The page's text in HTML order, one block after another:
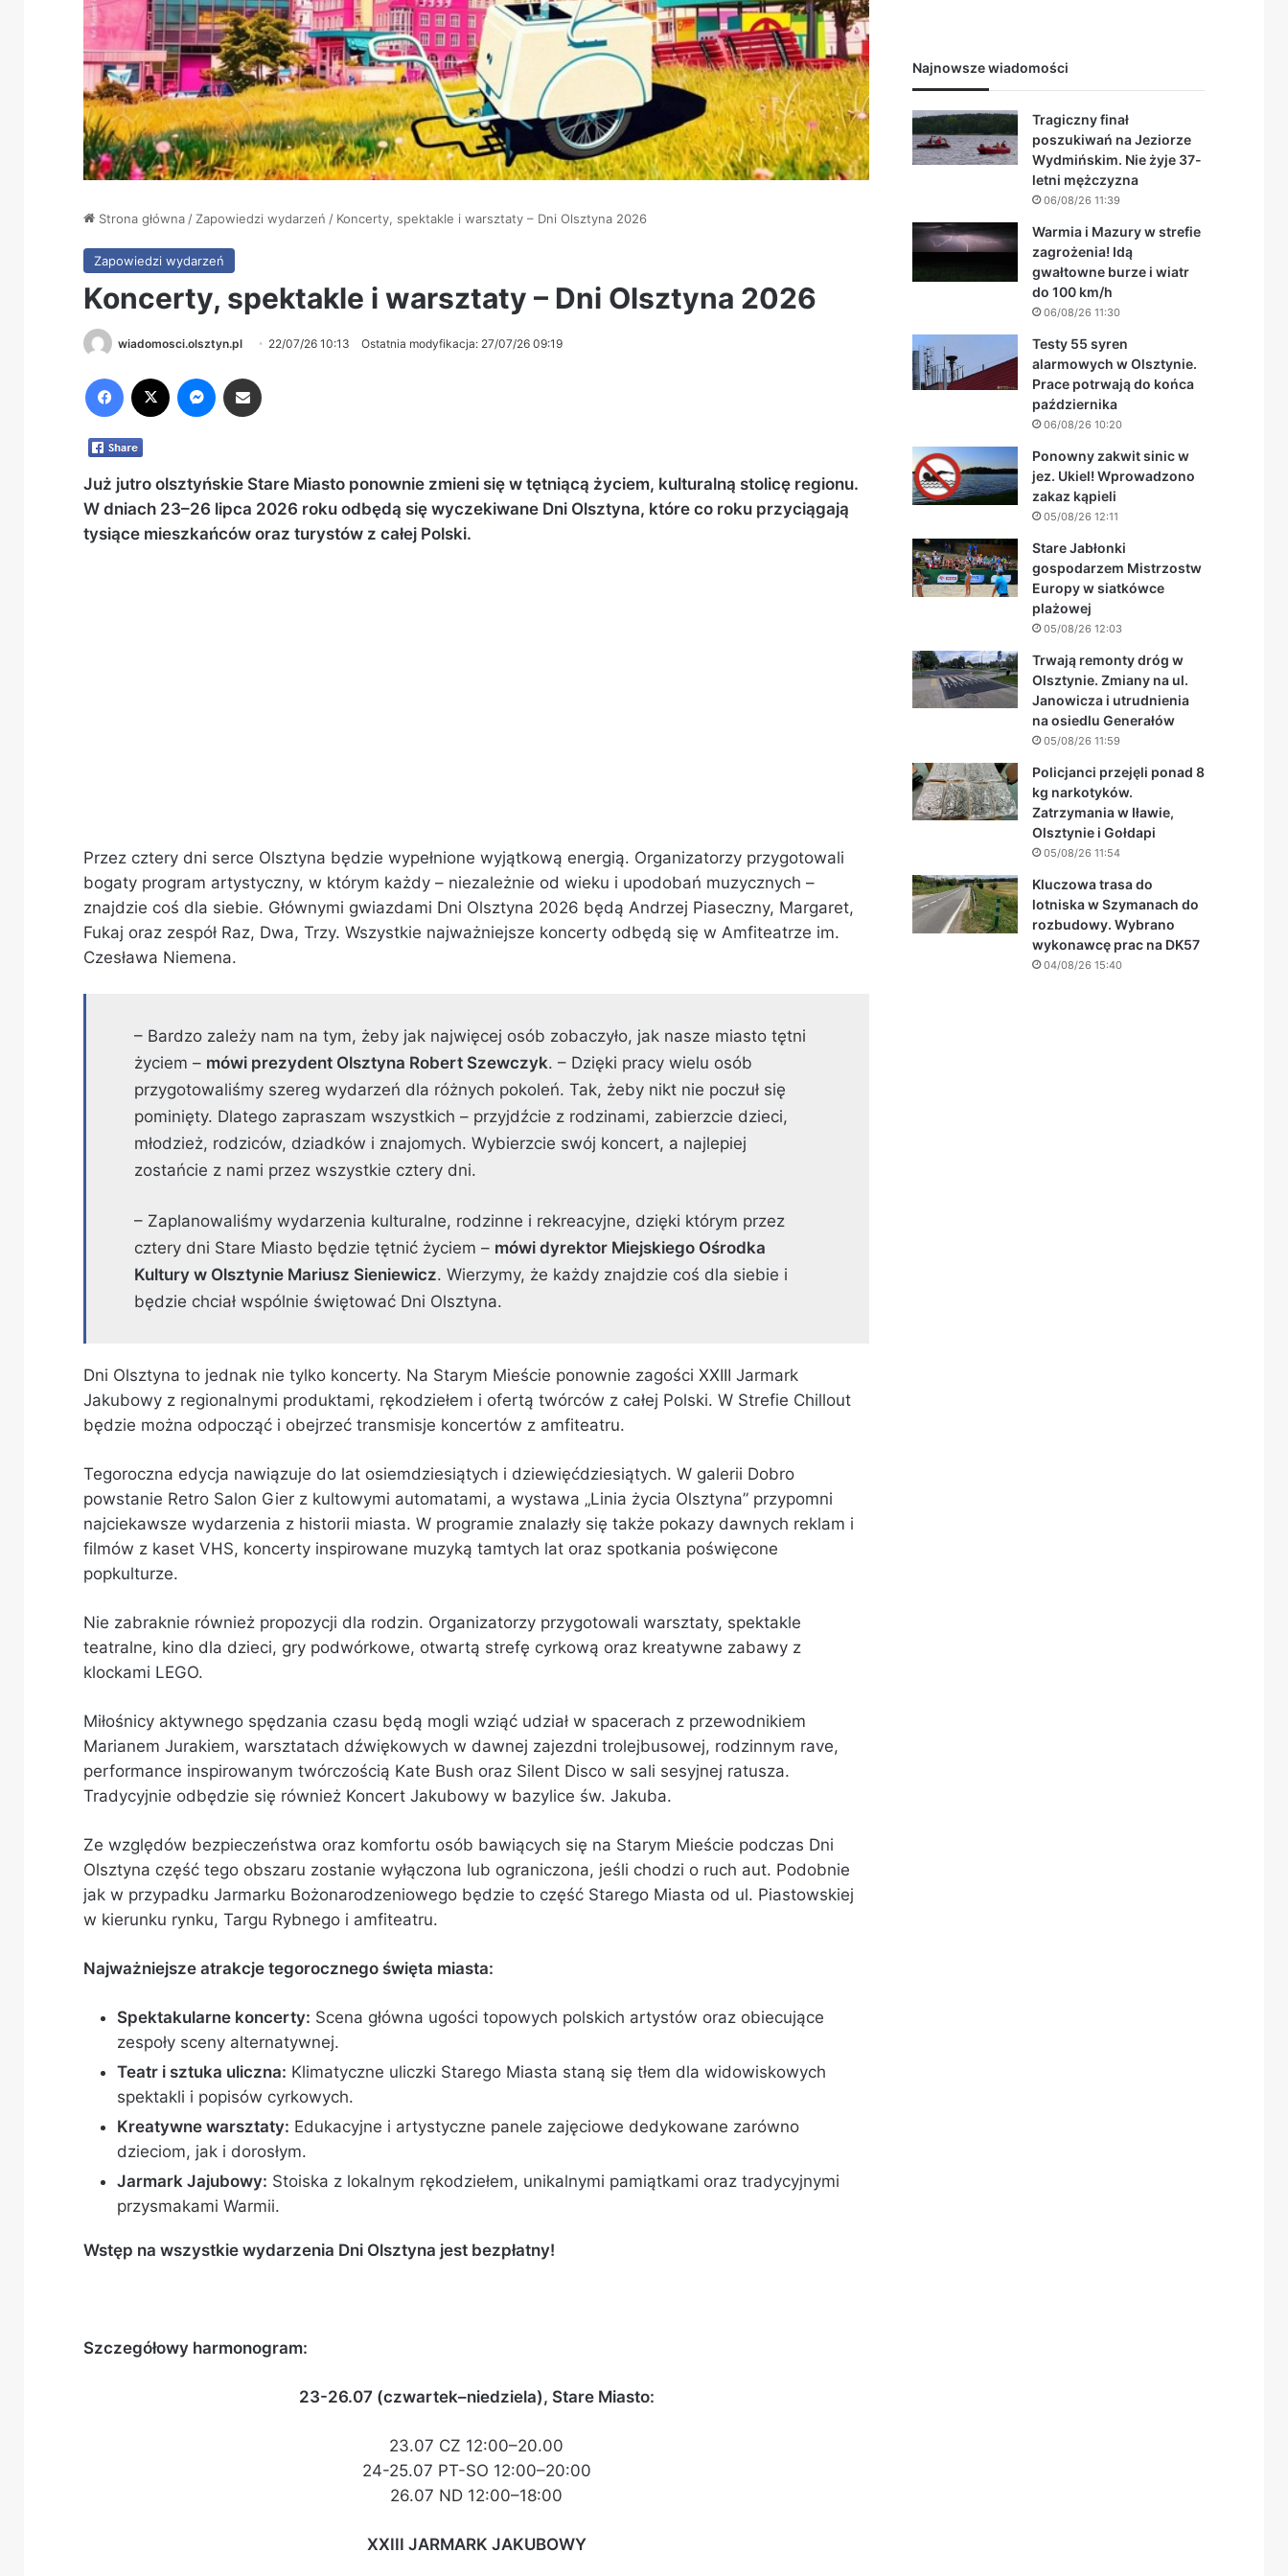
Strona główna/Zapowiedzi wydarzeń / Koncerty, spektakle i warsztaty – Dni Olsztyna 2026
Zapowiedzi wydarzeń
Koncerty, spektakle i warsztaty – Dni Olsztyna 2026
wiadomosci.olsztyn.pl 22/07/26 10:13 Ostatnia modyfikacja: 27/07/26 09:19
Już jutro olsztyńskie Stare Miasto ponownie zmieni się w tętniącą życiem, kulturalną stolicę regionu.
W dniach 23–26 lipca 2026 roku odbędą się wyczekiwane Dni Olsztyna, które co roku przyciągają
tysiące mieszkańców oraz turystów z całej Polski.
Przez cztery dni serce Olsztyna będzie wypełnione wyjątkową energią. Organizatorzy przygotowali
bogaty program artystyczny, w którym każdy – niezależnie od wieku i upodobań muzycznych –
znajdzie coś dla siebie. Głównymi gwiazdami Dni Olsztyna 2026 będą Andrzej Piaseczny, Margaret,
Fukaj oraz zespół Raz, Dwa, Trzy. Wszystkie najważniejsze koncerty odbędą się w Amfiteatrze im.
Czesława Niemena.
– Bardzo zależy nam na tym, żeby jak najwięcej osób zobaczyło, jak nasze miasto tętni
życiem – mówi prezydent Olsztyna Robert Szewczyk. – Dzięki pracy wielu osób
przygotowaliśmy szereg wydarzeń dla różnych pokoleń. Tak, żeby nikt nie poczuł się
pominięty. Dlatego zapraszam wszystkich – przyjdźcie z rodzinami, zabierzcie dzieci,
młodzież, rodziców, dziadków i znajomych. Wybierzcie swój koncert, a najlepiej
zostańcie z nami przez wszystkie cztery dni.
– Zaplanowaliśmy wydarzenia kulturalne, rodzinne i rekreacyjne, dzięki którym przez
cztery dni Stare Miasto będzie tętnić życiem – mówi dyrektor Miejskiego Ośrodka
Kultury w Olsztynie Mariusz Sieniewicz. Wierzymy, że każdy znajdzie coś dla siebie i
będzie chciał wspólnie świętować Dni Olsztyna.
Dni Olsztyna to jednak nie tylko koncerty. Na Starym Mieście ponownie zagości XXIII Jarmark
Jakubowy z regionalnymi produktami, rękodziełem i ofertą twórców z całej Polski. W Strefie Chillout
będzie można odpocząć i obejrzeć transmisje koncertów z amfiteatru.
Tegoroczna edycja nawiązuje do lat osiemdziesiątych i dziewięćdziesiątych. W galerii Dobro
powstanie Retro Salon Gier z kultowymi automatami, a wystawa „Linia życia Olsztyna” przypomni
najciekawsze wydarzenia z historii miasta. W programie znalazły się także pokazy dawnych reklam i
filmów z kaset VHS, koncerty inspirowane muzyką tamtych lat oraz spotkania poświęcone
popkulturze.
Nie zabraknie również propozycji dla rodzin. Organizatorzy przygotowali warsztaty, spektakle
teatralne, kino dla dzieci, gry podwórkowe, otwartą strefę cyrkową oraz kreatywne zabawy z
klockami LEGO.
Miłośnicy aktywnego spędzania czasu będą mogli wziąć udział w spacerach z przewodnikiem
Marianem Jurakiem, warsztatach dźwiękowych w dawnej zajezdni trolejbusowej, rodzinnym rave,
performance inspirowanym twórczością Kate Bush oraz Silent Disco w sali sesyjnej ratusza.
Tradycyjnie odbędzie się również Koncert Jakubowy w bazylice św. Jakuba.
Ze względów bezpieczeństwa oraz komfortu osób bawiących się na Starym Mieście podczas Dni
Olsztyna część tego obszaru zostanie wyłączona lub ograniczona, jeśli chodzi o ruch aut. Podobnie
jak w przypadku Jarmarku Bożonarodzeniowego będzie to część Starego Miasta od ul. Piastowskiej
w kierunku rynku, Targu Rybnego i amfiteatru.
Najważniejsze atrakcje tegorocznego święta miasta:
Spektakularne koncerty: Scena główna ugości topowych polskich artystów oraz obiecujące
zespoły sceny alternatywnej.
Teatr i sztuka uliczna: Klimatyczne uliczki Starego Miasta staną się tłem dla widowiskowych
spektakli i popisów cyrkowych.
Kreatywne warsztaty: Edukacyjne i artystyczne panele zajęciowe dedykowane zarówno
dzieciom, jak i dorosłym.
Jarmark Jajubowy: Stoiska z lokalnym rękodziełem, unikalnymi pamiątkami oraz tradycyjnymi
przysmakami Warmii.
Wstęp na wszystkie wydarzenia Dni Olsztyna jest bezpłatny!
Szczegółowy harmonogram:
23-26.07 (czwartek–niedziela), Stare Miasto:
23.07 CZ 12:00–20.00
24-25.07 PT-SO 12:00–20:00
26.07 ND 12:00–18:00
XXIII JARMARK JAKUBOWY
Najnowsze wiadomości
Tragiczny finał
poszukiwań na Jeziorze
Wydmińskim. Nie żyje 37-
letni mężczyzna
06/08/26 11:39
Warmia i Mazury w strefie
zagrożenia! Idą
gwałtowne burze i wiatr
do 100 km/h
06/08/26 11:30
Testy 55 syren
alarmowych w Olsztynie.
Prace potrwają do końca
października
06/08/26 10:20
Ponowny zakwit sinic w
jez. Ukiel! Wprowadzono
zakaz kąpieli
05/08/26 12:11
Stare Jabłonki
gospodarzem Mistrzostw
Europy w siatkówce
plażowej
05/08/26 12:03
Trwają remonty dróg w
Olsztynie. Zmiany na ul.
Janowicza i utrudnienia
na osiedlu Generałów
05/08/26 11:59
Policjanci przejęli ponad 8
kg narkotyków.
Zatrzymania w Iławie,
Olsztynie i Gołdapi
05/08/26 11:54
Kluczowa trasa do
lotniska w Szymanach do
rozbudowy. Wybrano
wykonawcę prac na DK57
04/08/26 15:40